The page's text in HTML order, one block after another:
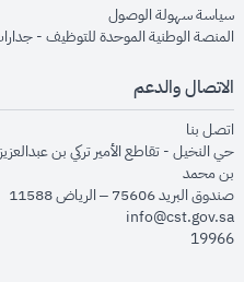
سياسة سهولة الوصولin new window
المنصة الوطنية الموحدة للتوظيف -
الاتصال والدعم
اتصل بنا
حي النخيل - تقاطع الأمير تركي بن
بن محمد
صندوق البريد 75606 – الرياض 11588
info@cst.gov.sa
19966